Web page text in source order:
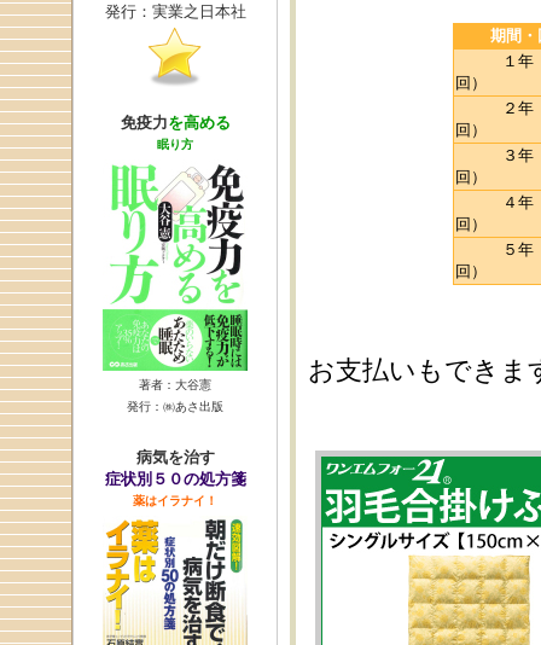
発行：実業之日本社
免疫力を高める
眠り方
著者：大谷憲
発行：㈱あさ出版
病気を治す
症状別５０の処方箋
薬はイラナイ！
期間・
１年（
回）
２年（
回）
３年（
回）
４年（
回）
５年（
回）
お支払いもできま